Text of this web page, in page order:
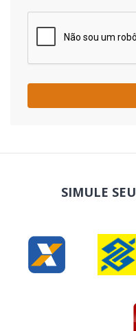
SIMULE SEU